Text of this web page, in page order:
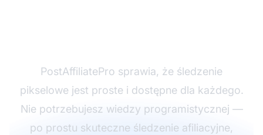
PostAffiliatePro sprawia, że śledzenie
pikselowe jest proste i dostępne dla każdego.
Nie potrzebujesz wiedzy programistycznej —
po prostu skuteczne śledzenie afiliacyjne,